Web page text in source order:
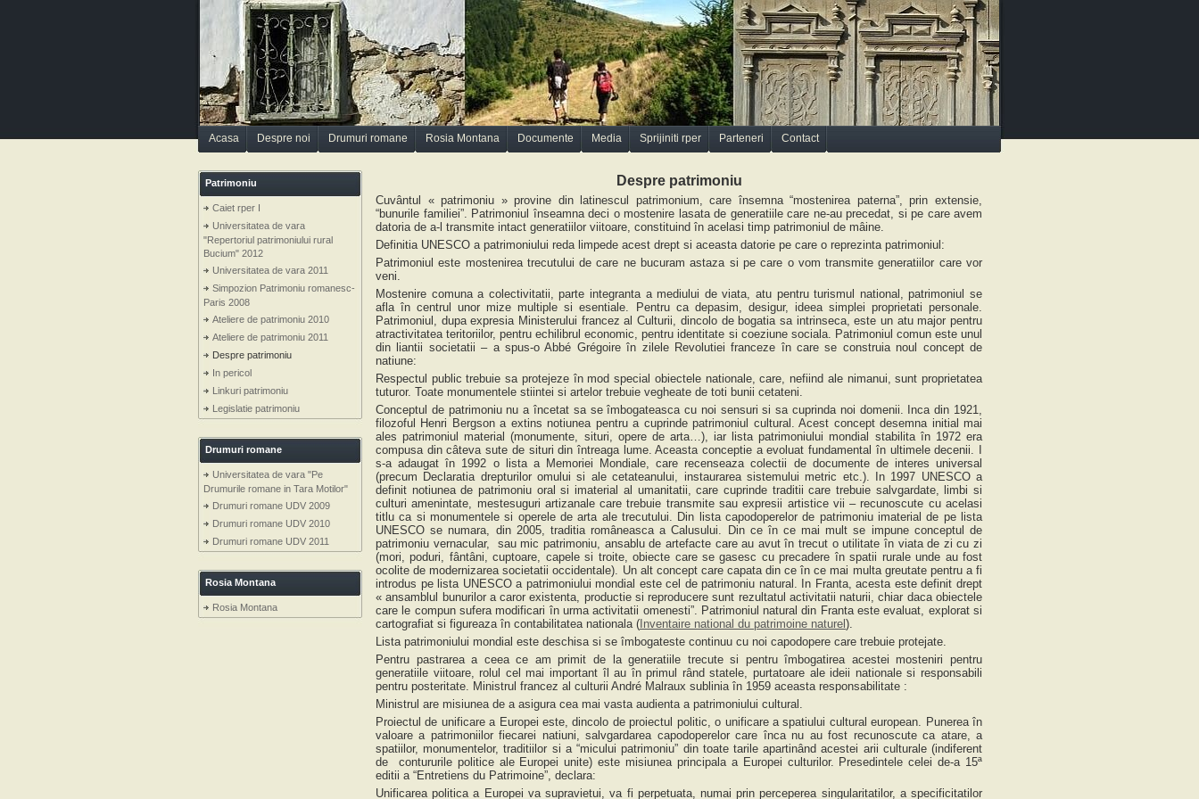
Acasa Despre noi Drumuri romane Rosia Montana Documente Media Sprijiniti rper Parteneri Contact
Patrimoniu
Caiet rper I
Universitatea de vara
"Repertoriul patrimoniului rural
Bucium" 2012
Universitatea de vara 2011
Simpozion Patrimoniu romanesc-
Paris 2008
Ateliere de patrimoniu 2010
Ateliere de patrimoniu 2011
Despre patrimoniu
In pericol
Linkuri patrimoniu
Legislatie patrimoniu
Drumuri romane
Universitatea de vara "Pe
Drumurile romane in Tara Motilor"
Drumuri romane UDV 2009
Drumuri romane UDV 2010
Drumuri romane UDV 2011
Rosia Montana
Rosia Montana
Despre patrimoniu
Cuvântul « patrimoniu » provine din latinescul patrimonium, care însemna “mostenirea paterna”, prin extensie,
“bunurile familiei”. Patrimoniul înseamna deci o mostenire lasata de generatiile care ne-au precedat, si pe care avem
datoria de a-l transmite intact generatiilor viitoare, constituind în acelasi timp patrimoniul de mâine.
Definitia UNESCO a patrimoniului reda limpede acest drept si aceasta datorie pe care o reprezinta patrimoniul:
Patrimoniul este mostenirea trecutului de care ne bucuram astaza si pe care o vom transmite generatiilor care vor
veni.
Mostenire comuna a colectivitatii, parte integranta a mediului de viata, atu pentru turismul national, patrimoniul se
afla în centrul unor mize multiple si esentiale. Pentru ca depasim, desigur, ideea simplei proprietati personale.
Patrimoniul, dupa expresia Ministerului francez al Culturii, dincolo de bogatia sa intrinseca, este un atu major pentru
atractivitatea teritoriilor, pentru echilibrul economic, pentru identitate si coeziune sociala. Patrimoniul comun este unul
din liantii societatii – a spus-o Abbé Grégoire în zilele Revolutiei franceze în care se construia noul concept de
natiune:
Respectul public trebuie sa protejeze în mod special obiectele nationale, care, nefiind ale nimanui, sunt proprietatea
tuturor. Toate monumentele stiintei si artelor trebuie vegheate de toti bunii cetateni.
Conceptul de patrimoniu nu a încetat sa se îmbogateasca cu noi sensuri si sa cuprinda noi domenii. Inca din 1921,
filozoful Henri Bergson a extins notiunea pentru a cuprinde patrimoniul cultural. Acest concept desemna initial mai
ales patrimoniul material (monumente, situri, opere de arta…), iar lista patrimoniului mondial stabilita în 1972 era
compusa din câteva sute de situri din întreaga lume. Aceasta conceptie a evoluat fundamental în ultimele decenii. I
s-a adaugat în 1992 o lista a Memoriei Mondiale, care recenseaza colectii de documente de interes universal
(precum Declaratia drepturilor omului si ale cetateanului, instaurarea sistemului metric etc.). In 1997 UNESCO a
definit notiunea de patrimoniu oral si imaterial al umanitatii, care cuprinde traditii care trebuie salvgardate, limbi si
culturi amenintate, mestesuguri artizanale care trebuie transmite sau expresii artistice vii – recunoscute cu acelasi
titlu ca si monumentele si operele de arta ale trecutului. Din lista capodoperelor de patrimoniu imaterial de pe lista
UNESCO se numara, din 2005, traditia româneasca a Calusului. Din ce în ce mai mult se impune conceptul de
patrimoniu vernacular, sau mic patrimoniu, ansablu de artefacte care au avut în trecut o utilitate în viata de zi cu zi
(mori, poduri, fântâni, cuptoare, capele si troite, obiecte care se gasesc cu precadere în spatii rurale unde au fost
ocolite de modernizarea societatii occidentale). Un alt concept care capata din ce în ce mai multa greutate pentru a fi
introdus pe lista UNESCO a patrimoniului mondial este cel de patrimoniu natural. In Franta, acesta este definit drept
« ansamblul bunurilor a caror existenta, productie si reproducere sunt rezultatul activitatii naturii, chiar daca obiectele
care le compun sufera modificari în urma activitatii omenesti”. Patrimoniul natural din Franta este evaluat, explorat si
cartografiat si figureaza în contabilitatea nationala ( Inventaire national du patrimoine naturel ).
Lista patrimoniului mondial este deschisa si se îmbogateste continuu cu noi capodopere care trebuie protejate.
Pentru pastrarea a ceea ce am primit de la generatiile trecute si pentru îmbogatirea acestei mosteniri pentru
generatiile viitoare, rolul cel mai important îl au în primul rând statele, purtatoare ale ideii nationale si responsabili
pentru posteritate. Ministrul francez al culturii André Malraux sublinia în 1959 aceasta responsabilitate :
Ministrul are misiunea de a asigura cea mai vasta audienta a patrimoniului cultural.
Proiectul de unificare a Europei este, dincolo de proiectul politic, o unificare a spatiului cultural european. Punerea în
valoare a patrimoniilor fiecarei natiuni, salvgardarea capodoperelor care înca nu au fost recunoscute ca atare, a
spatiilor, monumentelor, traditiilor si a “micului patrimoniu” din toate tarile apartinând acestei arii culturale (indiferent
de contururile politice ale Europei unite) este misiunea principala a Europei culturilor. Presedintele celei de-a 15ª
editii a “Entretiens du Patrimoine”, declara:
Unificarea politica a Europei va supravietui, va fi perpetuata, numai prin perceperea singularitatilor, a specificitatilor